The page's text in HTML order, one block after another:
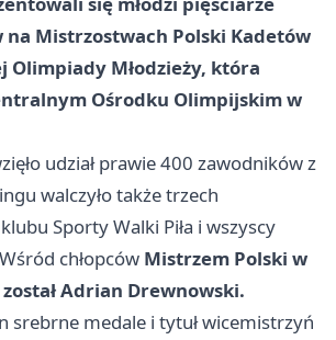
Mistrzostwach Polski Kadetów
Olimpiady Młodzieży, która
Ośrodku Olimpijskim w
udział prawie 400 zawodników z
walczyło także trzech
Sporty Walki Piła i wszyscy
chłopców Mistrzem Polski w
Adrian Drewnowski.
srebrne medale i tytuł wicemistrzyń